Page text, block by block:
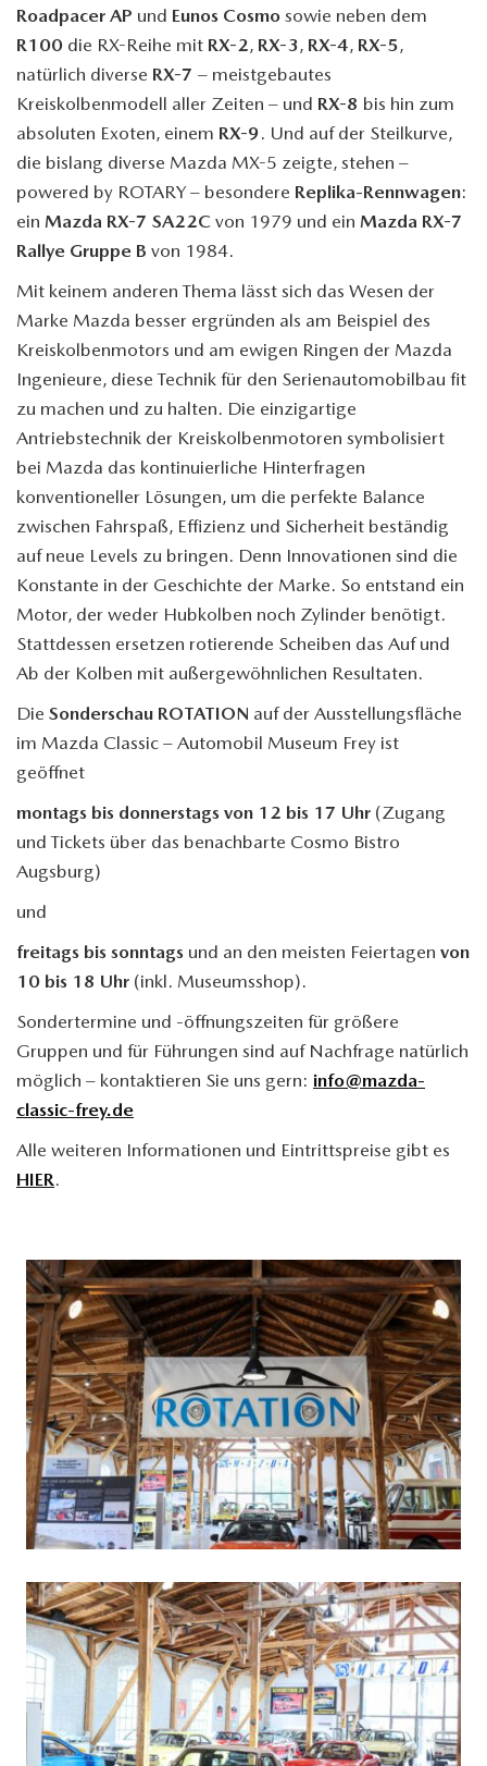
Roadpacer AP und Eunos Cosmo sowie neben dem
R100 die RX-Reihe mit RX-2, RX-3, RX-4, RX-5,
natürlich diverse RX-7 – meistgebautes
Kreiskolbenmodell aller Zeiten – und RX-8 bis hin zum
absoluten Exoten, einem RX-9. Und auf der Steilkurve,
die bislang diverse Mazda MX-5 zeigte, stehen –
powered by ROTARY – besondere Replika-Rennwagen:
ein Mazda RX-7 SA22C von 1979 und ein Mazda RX-7
Rallye Gruppe B von 1984.
Mit keinem anderen Thema lässt sich das Wesen der
Marke Mazda besser ergründen als am Beispiel des
Kreiskolbenmotors und am ewigen Ringen der Mazda
Ingenieure, diese Technik für den Serienautomobilbau fit
zu machen und zu halten. Die einzigartige
Antriebstechnik der Kreiskolbenmotoren symbolisiert
bei Mazda das kontinuierliche Hinterfragen
konventioneller Lösungen, um die perfekte Balance
zwischen Fahrspaß, Effizienz und Sicherheit beständig
auf neue Levels zu bringen. Denn Innovationen sind die
Konstante in der Geschichte der Marke. So entstand ein
Motor, der weder Hubkolben noch Zylinder benötigt.
Stattdessen ersetzen rotierende Scheiben das Auf und
Ab der Kolben mit außergewöhnlichen Resultaten.
Die Sonderschau ROTATION auf der Ausstellungsfläche
im Mazda Classic – Automobil Museum Frey ist
geöffnet
montags bis donnerstags von 12 bis 17 Uhr (Zugang
und Tickets über das benachbarte Cosmo Bistro
Augsburg)
und
freitags bis sonntags und an den meisten Feiertagen von
10 bis 18 Uhr (inkl. Museumsshop).
Sondertermine und -öffnungszeiten für größere
Gruppen und für Führungen sind auf Nachfrage natürlich
möglich – kontaktieren Sie uns gern: info@mazda-
classic-frey.de
Alle weiteren Informationen und Eintrittspreise gibt es
HIER.